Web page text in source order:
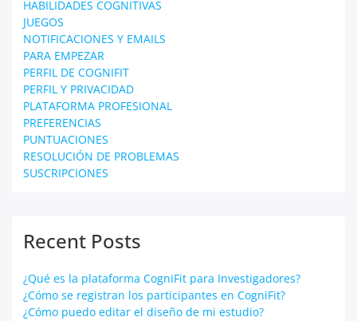
HABILIDADES COGNITIVAS
JUEGOS
NOTIFICACIONES Y EMAILS
PARA EMPEZAR
PERFIL DE COGNIFIT
PERFIL Y PRIVACIDAD
PLATAFORMA PROFESIONAL
PREFERENCIAS
PUNTUACIONES
RESOLUCIÓN DE PROBLEMAS
SUSCRIPCIONES
Recent Posts
¿Qué es la plataforma CogniFit para Investigadores?
¿Cómo se registran los participantes en CogniFit?
¿Cómo puedo editar el diseño de mi estudio?